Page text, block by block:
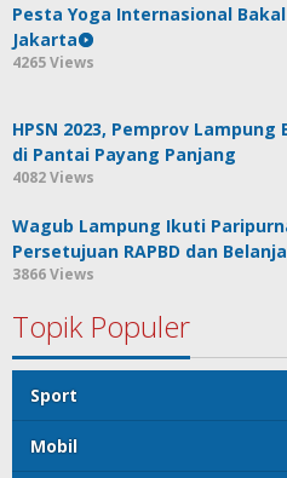
Pesta Yoga Internasional
Jakarta
4265 Views
HPSN 2023, Pemprov
di Pantai Payang Panjang
4082 Views
Wagub Lampung Ikuti
Persetujuan RAPBD dan
3866 Views
Topik Populer
Sport
Mobil